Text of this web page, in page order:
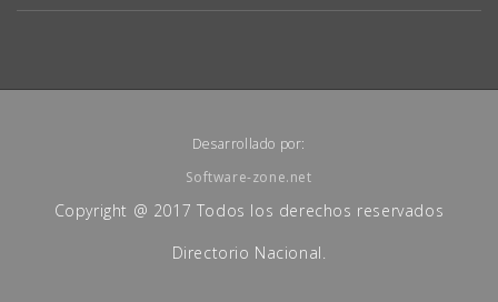
Desarrollado por:
Software-zone.net
Copyright @ 2017 Todos los derechos reservados
Directorio Nacional.